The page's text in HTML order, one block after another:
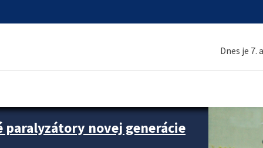
Dnes je 7.
novej generácie